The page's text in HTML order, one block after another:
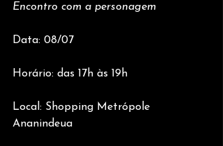
Encontro com a personagem
Data: 08/07
Horário: das 17h às 19h
Local: Shopping Metrópole
Ananindeua